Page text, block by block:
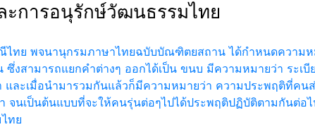
ะการอนุรักษ์วัฒนธรรมไทย
ไทย พจนานุกรมภาษาไทยฉบับบัณฑิตยสถาน ได้กำหนดความห
งสามารถแยกคำต่างๆ ออกได้เป็น ขนบ มีความหมายว่า ระเบี
ละเมื่อนำมารวมกันแล้วก็มีความหมายว่า ความประพฤติที่คน
จนเป็นต้นแบบที่จะให้คนรุ่นต่อๆไปได้ประพฤติปฏิบัติตามกันต่อไ
ทย